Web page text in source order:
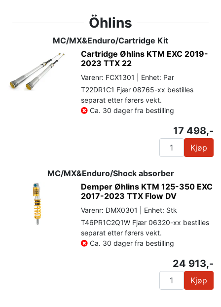
Öhlins
MC/MX&Enduro/Cartridge Kit
Cartridge Øhlins KTM EXC 2019-
2023 TTX 22
Varenr: FCX1301 | Enhet: Par
T22DR1C1 Fjær 08765-xx bestilles
separat etter førers vekt.
Ca. 30 dager fra bestilling
17 498,-
Kjøp
MC/MX&Enduro/Shock absorber
Demper Øhlins KTM 125-350 EXC
2017-2023 TTX Flow DV
Varenr: DMX0301 | Enhet: Stk
T46PR1C2Q1W Fjær 06320-xx bestilles
separat etter førers vekt.
Ca. 30 dager fra bestilling
24 913,-
Kjøp